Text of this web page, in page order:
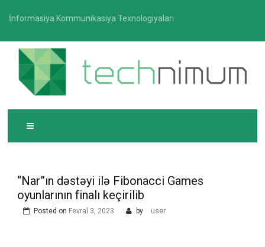
İnformasiya Kommunikasiya Texnologiyaları
TECHNIMUM
İnformasiya-kommunikasiya texnologiyaları üzrə
media platforması
“Nar”ın dəstəyi ilə Fibonacci Games
oyunlarının finalı keçirilib
Posted on Fevral 3, 2023 by user